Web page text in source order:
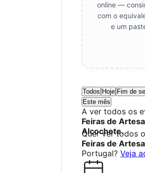
online —
com o
e um
Todos Hoje Fim de
Este mês
A ver todos os
Feiras de
Alcochete.
Quer ver todos
Feiras de
Portugal? Veja